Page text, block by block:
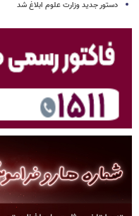
دستور جدید وزارت علوم ابلاغ شد